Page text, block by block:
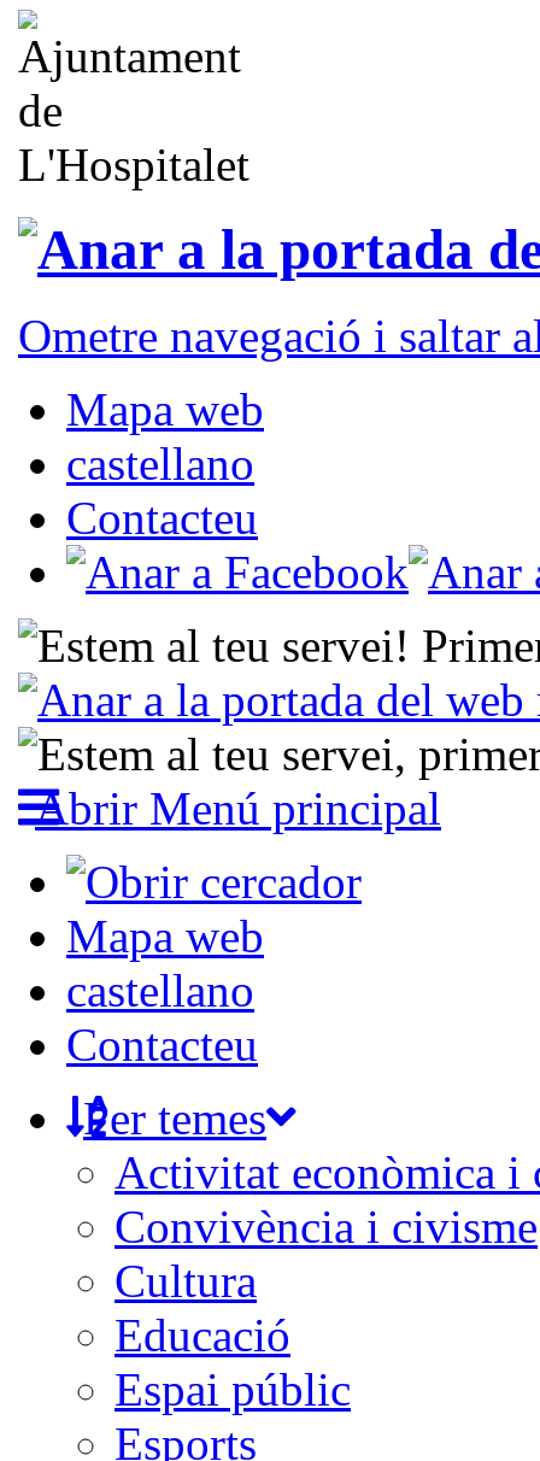
Ometre navegació i saltar
Mapa web
castellano
Contacteu
Abrir Menú principal
Mapa web
castellano
Contacteu
Per temes
Activitat econòmica i
Convivència i civisme
Cultura
Educació
Espai públic
Esports